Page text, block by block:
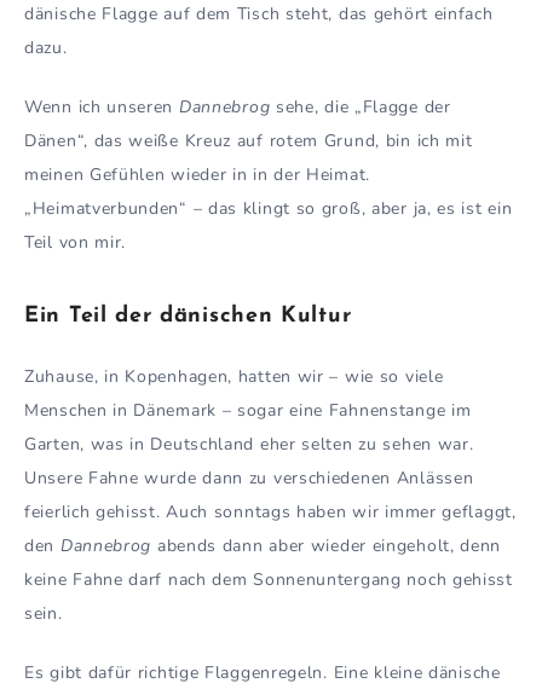
dänische Flagge auf dem Tisch steht, das gehört einfach
dazu.
Wenn ich unseren Dannebrog sehe, die „Flagge der
Dänen“, das weiße Kreuz auf rotem Grund, bin ich mit
meinen Gefühlen wieder in in der Heimat.
„Heimatverbunden“ – das klingt so groß, aber ja, es ist ein
Teil von mir.
Ein Teil der dänischen Kultur
Zuhause, in Kopenhagen, hatten wir – wie so viele
Menschen in Dänemark – sogar eine Fahnenstange im
Garten, was in Deutschland eher selten zu sehen war.
Unsere Fahne wurde dann zu verschiedenen Anlässen
feierlich gehisst. Auch sonntags haben wir immer geflaggt,
den Dannebrog abends dann aber wieder eingeholt, denn
keine Fahne darf nach dem Sonnenuntergang noch gehisst
sein.
Es gibt dafür richtige Flaggenregeln. Eine kleine dänische